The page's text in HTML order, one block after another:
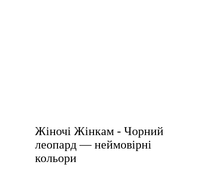
Жіночі Жінкам - Чорний
леопард — неймовірні
кольори